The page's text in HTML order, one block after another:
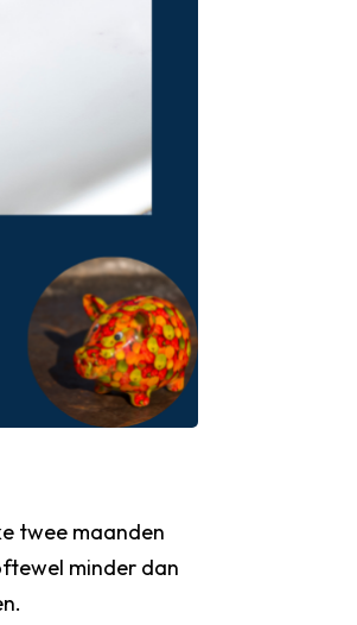
twee maanden
minder dan